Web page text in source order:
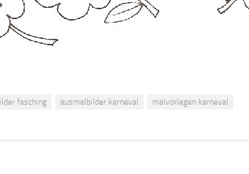
fasching ausmalbilder karneval malvorlagen karneval